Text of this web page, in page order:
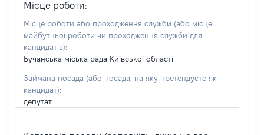
Місце роботи:
Місце роботи або проходження служби (або місце
майбутньої роботи чи проходження служби для
кандидатів):
Бучанська міська рада Київської області
Займана посада (або посада, на яку претендуєте як
кандидат):
депутат